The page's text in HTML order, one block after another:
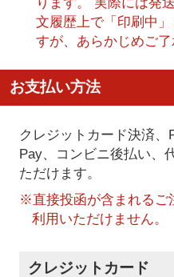
文履歴上で「印刷中
すが、あらかじめご了
お支払い方法
クレジットカード決済、
Pay、コンビニ後払い、
ただけます。
※直接投函が含まれるご
利用いただけません。
クレジットカード